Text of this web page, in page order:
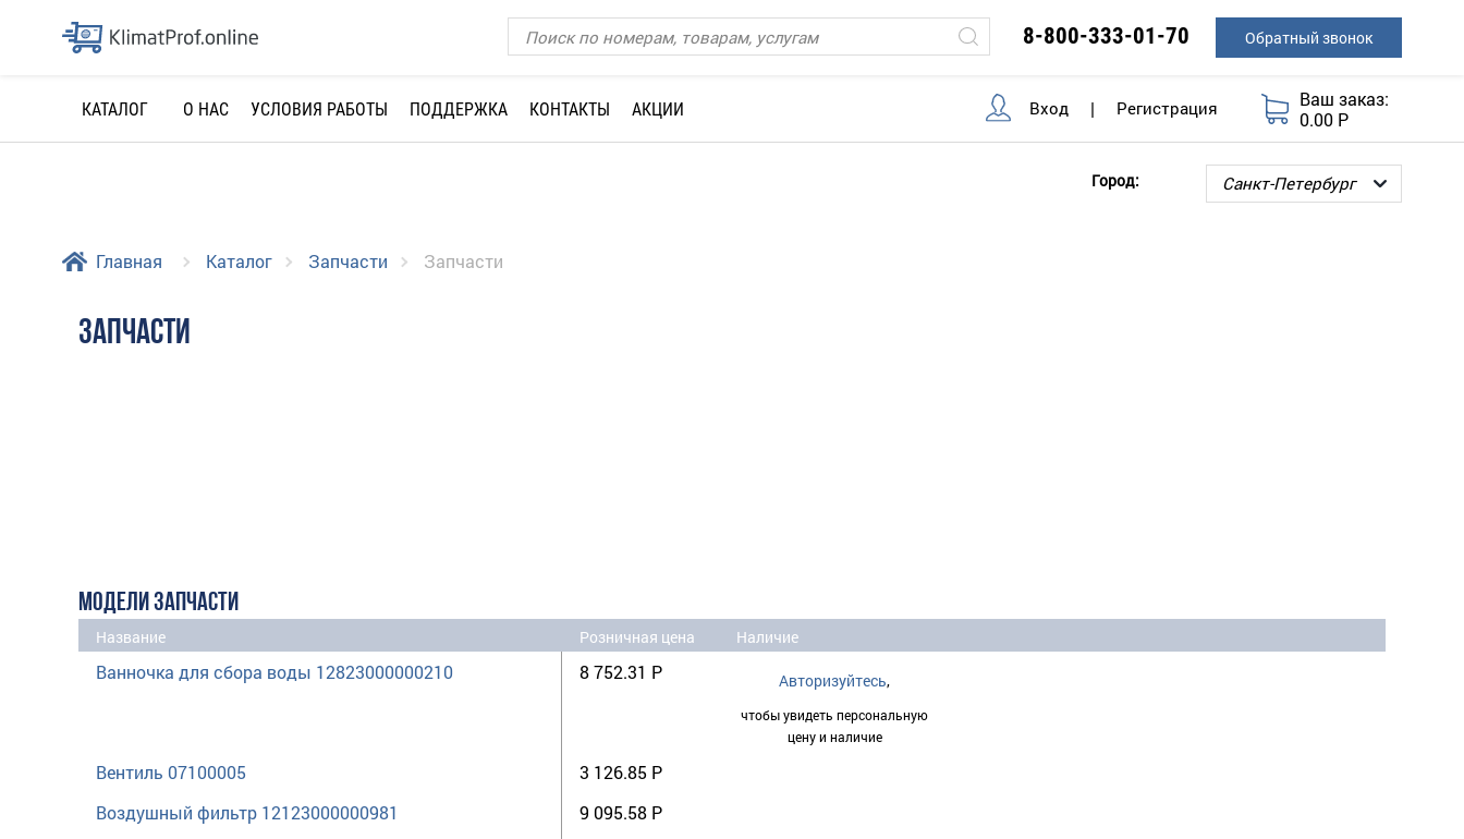
8-800-333-01-70 Обратный звонок
КАТАЛОГ О НАС УСЛОВИЯ РАБОТЫ ПОДДЕРЖКА КОНТАКТЫ АКЦИИ Вход | Регистрация
Ваш заказ:
0.00 Р
Город:
Главная Каталог Запчасти Запчасти
ЗАПЧАСТИ
МОДЕЛИ ЗАПЧАСТИ
Название Розничная цена Наличие
Ванночка для сбора воды 12823000000210 8 752.31 Р Авторизуйтесь,
чтобы увидеть персональную
цену и наличие
Вентиль 07100005
3 126.85 Р
Воздушный фильтр 12123000000981
9 095.58 Р